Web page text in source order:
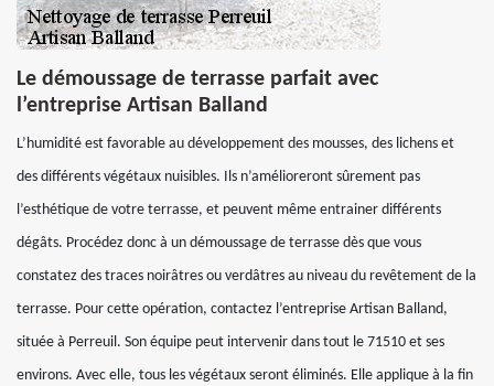
Le démoussage de terrasse parfait avec
l’entreprise Artisan Balland
L’humidité est favorable au développement des mousses, des lichens et
des différents végétaux nuisibles. Ils n’amélioreront sûrement pas
l’esthétique de votre terrasse, et peuvent même entrainer différents
dégâts. Procédez donc à un démoussage de terrasse dès que vous
constatez des traces noirâtres ou verdâtres au niveau du revêtement de la
terrasse. Pour cette opération, contactez l’entreprise Artisan Balland,
située à Perreuil. Son équipe peut intervenir dans tout le 71510 et ses
environs. Avec elle, tous les végétaux seront éliminés. Elle applique à la fin